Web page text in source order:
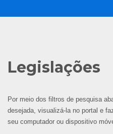
Legislações
Por meio dos filtros de pesquisa
desejada, visualizá-la no portal e
seu computador ou dispositivo